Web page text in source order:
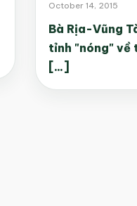
October 14, 2015
Bà Rịa-Vũng
tỉnh "nóng" về
[...]